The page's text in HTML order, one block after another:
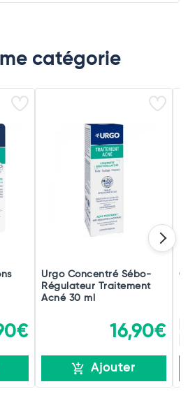
catégorie
Urgo Concentré Sébo-
Régulateur Traitement
Acné 30 ml
16,90€
Ajouter